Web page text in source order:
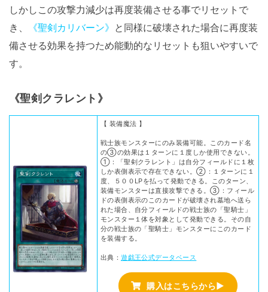
しかしこの攻撃力減少は再度装備させる事でリセットで
き、
《聖剣カリバーン》 と同様に破壊された場合に再度装
備させる効果を持つため能動的なリセットも狙いやすいで
す。
《聖剣クラレント》
【 装備魔法 】
戦士族モンスターにのみ装備可能。このカード名
の③の効果は１ターンに１度しか使用できない。
①：「聖剣クラレント」は自分フィールドに１枚
しか表側表示で存在できない。②：１ターンに１
度、５００LPを払って発動できる。このターン、
装備モンスターは直接攻撃できる。③：フィール
ドの表側表示のこのカードが破壊され墓地へ送ら
れた場合、自分フィールドの戦士族の「聖騎士」
モンスター１体を対象として発動できる。その自
分の戦士族の「聖騎士」モンスターにこのカード
を装備する。
出典：遊戯王公式データベース
購入はこちらから▶